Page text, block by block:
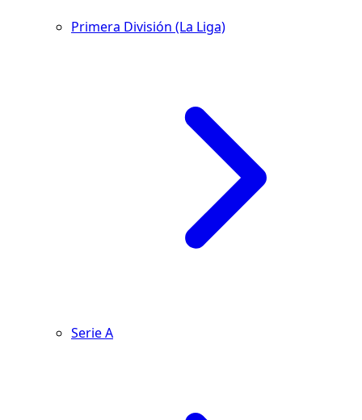
Primera División (La Liga)
Serie A